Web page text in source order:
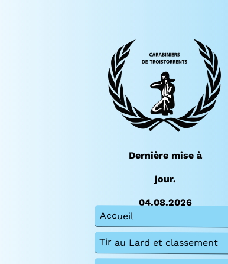
Accueil
Tir au Lard et classement
Dernière mise à
jour.
04.08.2026